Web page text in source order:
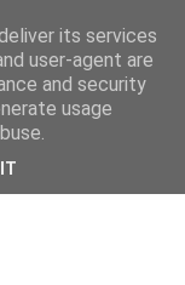
its services
user-agent are
and security
usage